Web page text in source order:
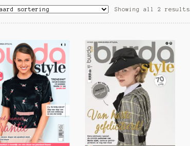
Showing all 2 results